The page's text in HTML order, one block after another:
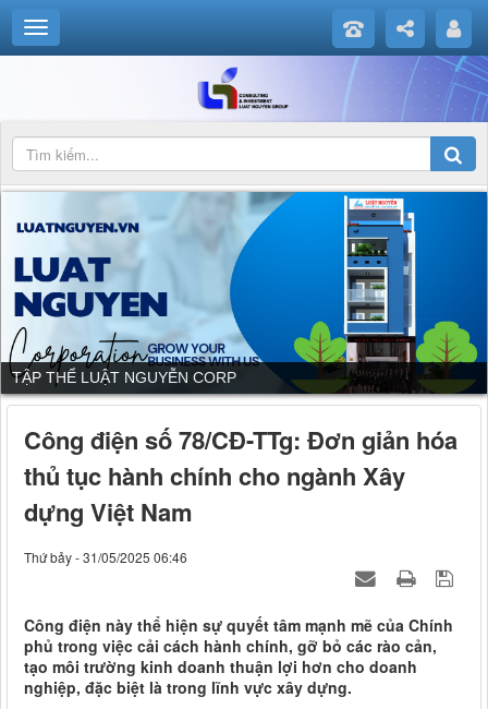
TẬP THỂ LUẬT NGUYỄN CORP
Công điện số 78/CĐ-TTg: Đơn giản hóa
thủ tục hành chính cho ngành Xây
dựng Việt Nam
Thứ bảy - 31/05/2025 06:46
Công điện này thể hiện sự quyết tâm mạnh mẽ của Chính
phủ trong việc cải cách hành chính, gỡ bỏ các rào cản,
tạo môi trường kinh doanh thuận lợi hơn cho doanh
nghiệp, đặc biệt là trong lĩnh vực xây dựng.